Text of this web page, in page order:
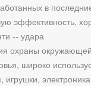
в
эффективность,
-- удара
охраны
широко
игрушки,